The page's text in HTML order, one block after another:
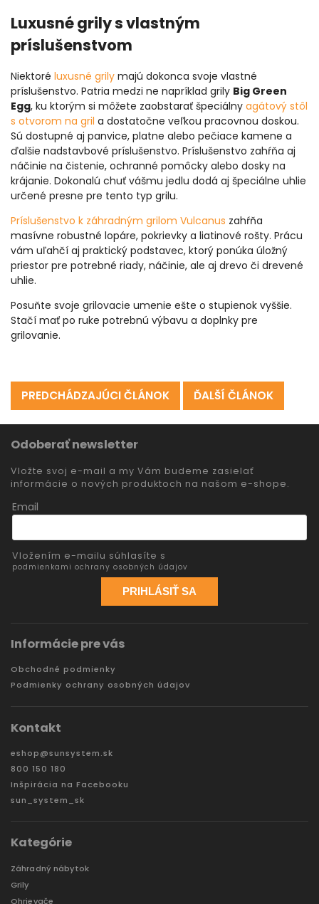
Luxusné grily s vlastným
príslušenstvom
Niektoré luxusné grily majú dokonca svoje vlastné
príslušenstvo. Patria medzi ne napríklad grily Big Green
Egg, ku ktorým si môžete zaobstarať špeciálny agátový stôl
s otvorom na gril a dostatočne veľkou pracovnou doskou.
Sú dostupné aj panvice, platne alebo pečiace kamene a
ďalšie nadstavbové príslušenstvo. Príslušenstvo zahŕňa aj
náčinie na čistenie, ochranné pomôcky alebo dosky na
krájanie. Dokonalú chuť vášmu jedlu dodá aj špeciálne uhlie
určené presne pre tento typ grilu.
Príslušenstvo k záhradným grilom Vulcanus zahŕňa
masívne robustné lopáre, pokrievky a liatinové rošty. Prácu
vám uľahčí aj praktický podstavec, ktorý ponúka úložný
priestor pre potrebné riady, náčinie, ale aj drevo či drevené
uhlie.
Posuňte svoje grilovacie umenie ešte o stupienok vyššie.
Stačí mať po ruke potrebnú výbavu a doplnky pre
grilovanie.
PREDCHÁDZAJÚCI ČLÁNOK ĎALŠÍ ČLÁNOK
Odoberať newsletter
Vložte svoj e-mail a my Vám budeme zasielať
informácie o nových produktoch na našom e-shope.
Email
Vložením e-mailu súhlasíte s
podmienkami ochrany osobných údajov
PRIHLÁSIŤ SA
Informácie pre vás
Obchodné podmienky
Podmienky ochrany osobných údajov
Kontakt
eshop@sunsystem.sk
800 150 180
Inšpirácia na Facebooku
sun_system_sk
Kategórie
Záhradný nábytok
Grily
Ohrievače